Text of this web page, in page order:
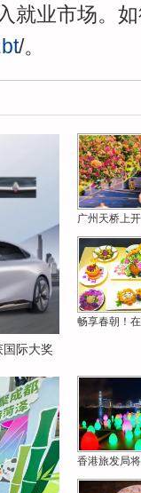
就业市场。
/。
际大奖
广州天桥上
畅享春朝！
香港旅发局